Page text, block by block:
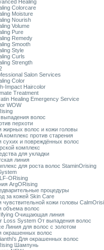
Healing
Colorcare
Moisture
Nourish
Volume
Pure
Remedy
Smooth
Style
Curls
Strength
Salon Services
Color
Impact Haircolor
Treatment
Healing Emergency Service
WOW
волос
перхоти
жирных волос и кожи головы
комплекс против старения
сухих и повреждённых волос
комплекс
для укладки
линия
для роста волос StaminOrising
ORising
ArgORising
процедуры
за кожей Skin Care
чувствительной кожи головы
объема волос
Очищающая линия
Loss System От выпадения волос
Линия для волос с золотом
окрашенных волос
Для окрашенных волос
Шампунь